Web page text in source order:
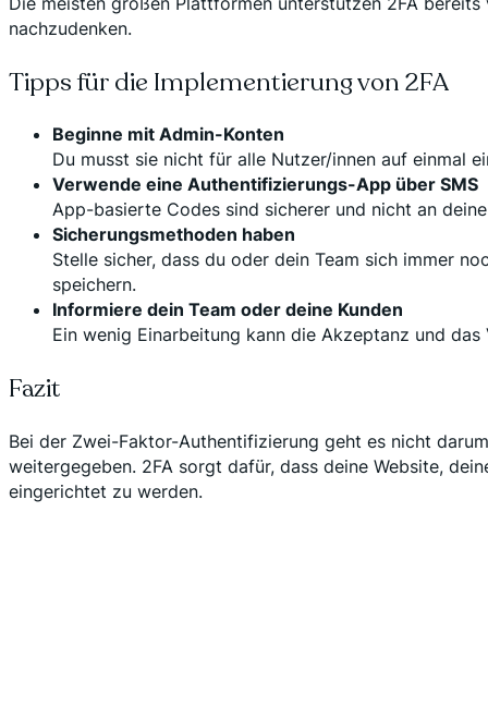
nachzudenken.
Tipps für die Implementierung von 2FA
Beginne mit Admin-Konten
Du musst sie nicht für alle Nutzer/innen auf einmal
Verwende eine Authentifizierungs-App über SMS
App-basierte Codes sind sicherer und nicht an
Sicherungsmethoden haben
Stelle sicher, dass du oder dein Team sich immer
speichern.
Informiere dein Team oder deine Kunden
Ein wenig Einarbeitung kann die Akzeptanz und
Fazit
Bei der Zwei-Faktor-Authentifizierung geht es nicht
weitergegeben. 2FA sorgt dafür, dass deine Website,
eingerichtet zu werden.